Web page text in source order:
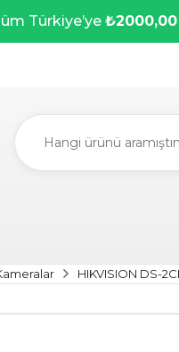
Türkiye’ye ₺2000,00
HIKVISION DS-